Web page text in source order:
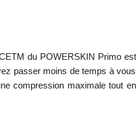
du POWERSKIN Primo est
passer moins de temps à vous
compression maximale tout en